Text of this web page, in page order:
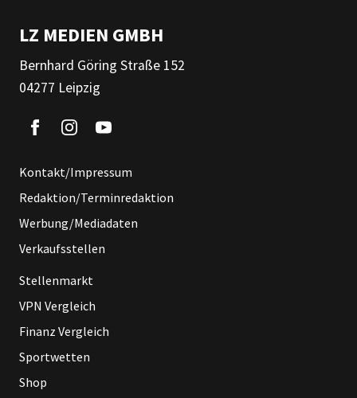
LZ MEDIEN GMBH
Bernhard Göring Straße 152
04277 Leipzig
Kontakt/Impressum
Redaktion/Terminredaktion
Werbung/Mediadaten
Verkaufsstellen
Stellenmarkt
VPN Vergleich
Finanz Vergleich
Sportwetten
Shop